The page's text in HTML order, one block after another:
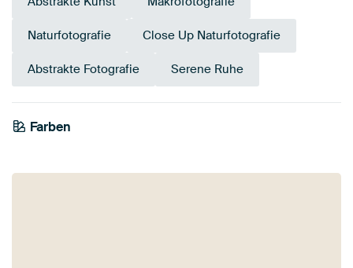
Naturfotografie Close Up Naturfotografie
Abstrakte Fotografie Serene Ruhe
Farben
Braun
Gold
Twist